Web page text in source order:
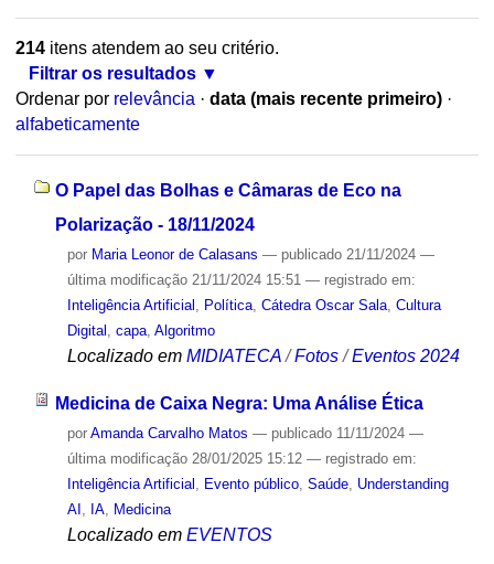
214itens atendem ao seu critério.
Filtrar os resultados
Ordenar por relevância · data (mais recente primeiro) ·
alfabeticamente
O Papel das Bolhas e Câmaras de Eco na
Polarização - 18/11/2024
por Maria Leonor de Calasans — publicado21/11/2024 —
última modificação21/11/2024 15:51 — registrado em:
Inteligência Artificial
Política, Cátedra Oscar Sala, Cultura
Digital
capa, Algoritmo
Localizado em MIDIATECA /Fotos /Eventos 2024
Medicina de Caixa Negra: Uma Análise Ética
por Amanda Carvalho Matos — publicado11/11/2024 —
última modificação28/01/2025 15:12 — registrado em:
Inteligência Artificial
Evento público, Saúde, Understanding
AI
IA, Medicina
Localizado em EVENTOS